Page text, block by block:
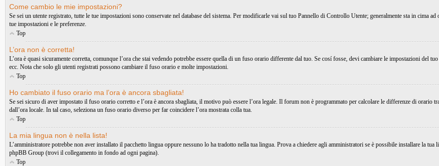
Come cambio le mie impostazioni?
Se sei un utente registrato, tutte le tue impostazioni sono conservate nel database del sistema. Per modificarle vai sul tuo Pannello di Controllo Utente; generalmente sta in cima
tue impostazioni e le preferenze.
Top
L’ora non è corretta!
L’ora è quasi sicuramente corretta, comunque l’ora che stai vedendo potrebbe essere quella di un fuso orario differente dal tuo. Se cosí fosse, devi cambiare le impostazioni
ecc. Nota che solo gli utenti registrati possono cambiare il fuso orario e molte impostazioni.
Top
Ho cambiato il fuso orario ma l’ora è ancora sbagliata!
Se sei sicuro di aver impostato il fuso orario corretto e l’ora è ancora sbagliata, il motivo può essere l’ora legale. Il forum non è programmato per calcolare le differenze di orario
dall’ora locale. In tal caso, seleziona un fuso orario diverso per far coincidere l’ora mostrata colla tua.
Top
La mia lingua non è nella lista!
L’amministratore potrebbe non aver installato il pacchetto lingua oppure nessuno lo ha tradotto nella tua lingua. Prova a chiedere agli amministratori se è possibile installare la
phpBB Group (trovi il collegamento in fondo ad ogni pagina).
Top